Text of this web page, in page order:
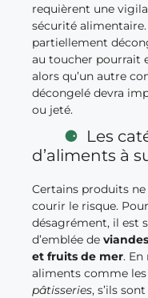
requièrent une
sécurité
partiellement
au toucher pourrait
alors qu’un autre
décongelé devra
ou jeté.
Les
d’aliments à
Certains produits
courir le risque.
désagrément, il est
d’emblée de
et fruits de mer. En
aliments comme les
pâtisseries, s’ils